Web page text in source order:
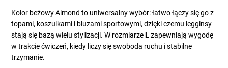
Kolor beżowy Almond to uniwersalny wybór: łatwo łączy się go z
topami, koszulkami i bluzami sportowymi, dzięki czemu legginsy
stają się bazą wielu stylizacji. W rozmiarzeLzapewniają wygodę
w trakcie ćwiczeń, kiedy liczy się swoboda ruchu i stabilne
trzymanie.